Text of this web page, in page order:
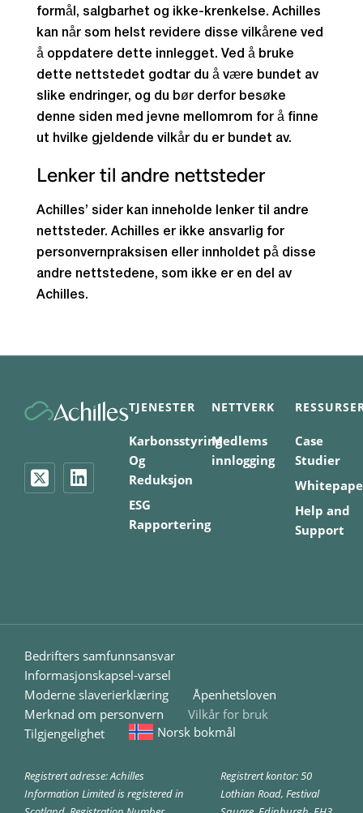
formål, salgbarhet og ikke-krenkelse. Achilles
kan når som helst revidere disse vilkårene ved
å oppdatere dette innlegget. Ved å bruke
dette nettstedet godtar du å være bundet av
slike endringer, og du bør derfor besøke
denne siden med jevne mellomrom for å finne
ut hvilke gjeldende vilkår du er bundet av.
Lenker til andre nettsteder
Achilles’ sider kan inneholde lenker til andre
nettsteder. Achilles er ikke ansvarlig for
personvernpraksisen eller innholdet på disse
andre nettstedene, som ikke er en del av
Achilles.
TJENESTER
Karbonsstyring
Og
Reduksjon
ESG
Rapportering
NETTVERK
Medlems
innlogging
Case
Studier
Help and
Support
Bedrifters samfunnsansvar
Informasjonskapsel-varsel
Moderne slaverierklæring
Åpenhetsloven
Merknad om personvern
Vilkår for bruk
Tilgjengelighet
Norsk bokmål
Registrert adresse: Achilles
Information Limited is registered in
Registrert kontor: 50
Lothian Road, Festival